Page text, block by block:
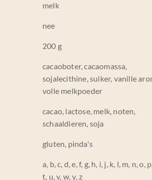
melk
nee
200 g
cacaoboter, cacaomassa,
sojalecithine, suiker, vanille
volle melkpoeder
cacao, lactose, melk, noten,
schaaldieren, soja
gluten, pinda's
a, b, c, d, e, f, g, h, i, j, k, l, m, n, o,
t, u, v, w, y, z